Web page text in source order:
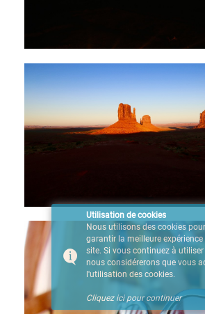
Utilisation de cookies
Nous utilisons des cookies
garantir la meilleure
site. Si vous continuez à utiliser
nous considérerons que vous
l'utilisation des cookies.
Cliquez ici pour continuer